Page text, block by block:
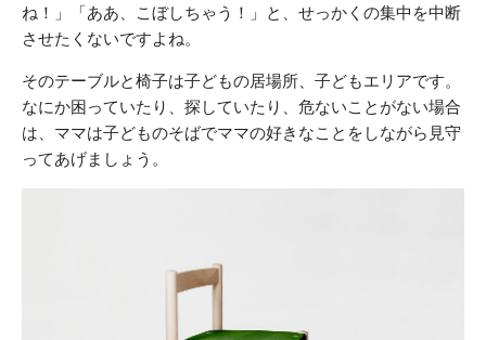
ね！」「ああ、こぼしちゃう！」と、せっかくの集中を中断
させたくないですよね。
そのテーブルと椅子は子どもの居場所、子どもエリアです。
なにか困っていたり、探していたり、危ないことがない場合
は、ママは子どものそばでママの好きなことをしながら見守
ってあげましょう。